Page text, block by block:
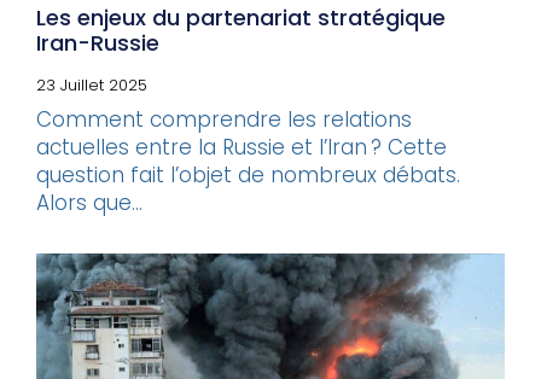
Les enjeux du partenariat stratégique
Iran-Russie
23 Juillet 2025
Comment comprendre les relations
actuelles entre la Russie et l’Iran ? Cette
question fait l’objet de nombreux débats.
Alors que...